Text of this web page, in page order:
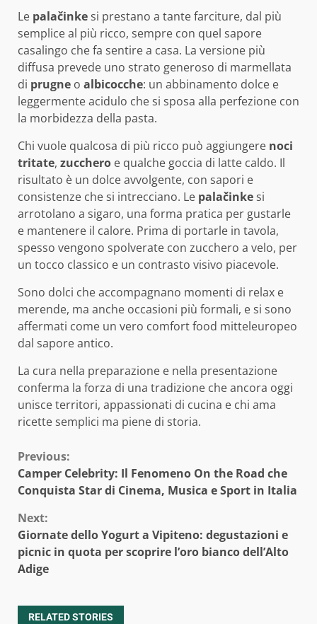
Le palačinkesi prestano a tante farciture, dal più
semplice al più ricco, sempre con quel sapore
casalingo che fa sentire a casa. La versione più
diffusa prevede uno strato generoso di marmellata
di prugne o albicocche: un abbinamento dolce e
leggermente acidulo che si sposa alla perfezione con
la morbidezza della pasta.
Chi vuole qualcosa di più ricco può aggiungere noci
tritate, zucchero e qualche goccia di latte caldo. Il
risultato è un dolce avvolgente, con sapori e
consistenze che si intrecciano. Le palačinkesi
arrotolano a sigaro, una forma pratica per gustarle
e mantenere il calore. Prima di portarle in tavola,
spesso vengono spolverate con zucchero a velo, per
un tocco classico e un contrasto visivo piacevole.
Sono dolci che accompagnano momenti di relax e
merende, ma anche occasioni più formali, e si sono
affermati come un vero comfort food mitteleuropeo
dal sapore antico.
La cura nella preparazione e nella presentazione
conferma la forza di una tradizione che ancora oggi
unisce territori, appassionati di cucina e chi ama
ricette semplici ma piene di storia.
Continue
Reading
Previous:
Camper Celebrity: Il Fenomeno On the Road che
Conquista Star di Cinema, Musica e Sport in Italia
Next:
Giornate dello Yogurt a Vipiteno: degustazioni e
picnic in quota per scoprire l’oro bianco dell’Alto
Adige
RELATED STORIES